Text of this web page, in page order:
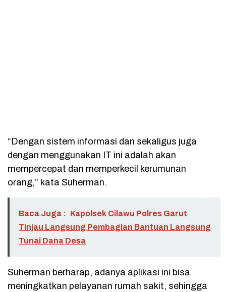
“Dengan sistem informasi dan sekaligus juga
dengan menggunakan IT ini adalah akan
mempercepat dan memperkecil kerumunan
orang,” kata Suherman.
Baca Juga : Kapolsek Cilawu Polres Garut
Tinjau Langsung Pembagian Bantuan Langsung
Tunai Dana Desa
Suherman berharap, adanya aplikasi ini bisa
meningkatkan pelayanan rumah sakit, sehingga